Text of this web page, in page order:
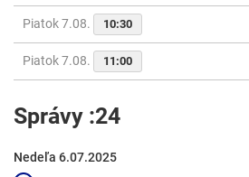
Piatok 7.08. 10:30
Piatok 7.08. 11:00
Správy :24
Nedeľa 6.07.2025